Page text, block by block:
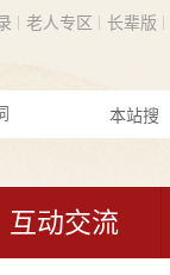
老人专区 长辈版
互动交流